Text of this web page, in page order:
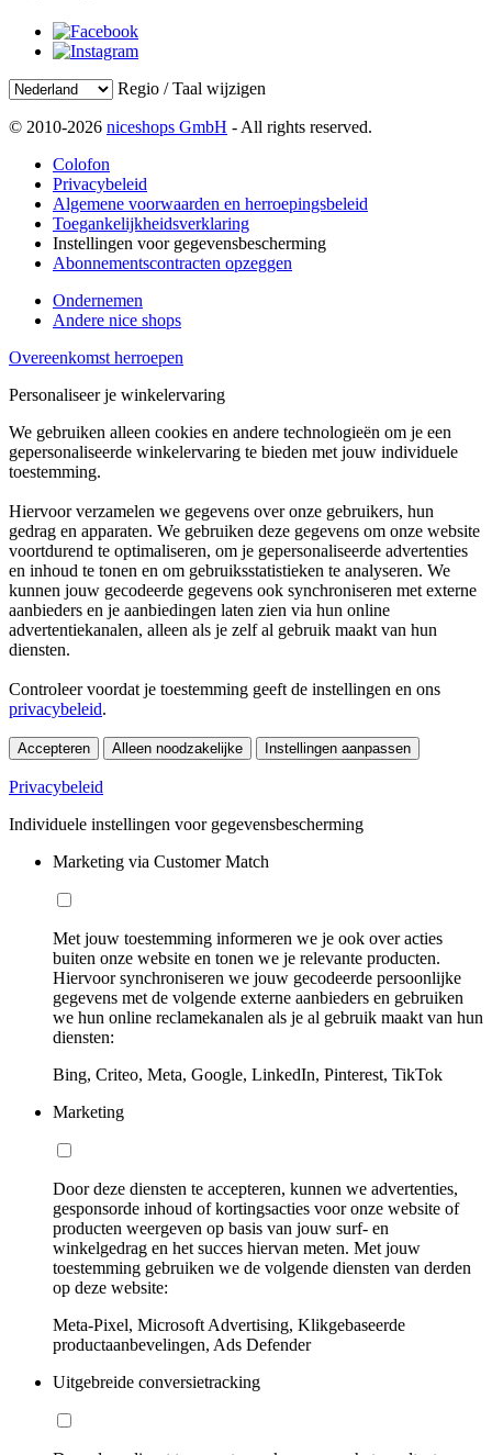
Regio / Taal wijzigen
© 2010-2026 niceshops GmbH - All rights reserved.
Colofon
Privacybeleid
Algemene voorwaarden en herroepingsbeleid
Toegankelijkheidsverklaring
Instellingen voor gegevensbescherming
Abonnementscontracten opzeggen
Ondernemen
Andere nice shops
Overeenkomst herroepen
Personaliseer je winkelervaring
We gebruiken alleen cookies en andere technologieën om je een
gepersonaliseerde winkelervaring te bieden met jouw individuele
toestemming.
Hiervoor verzamelen we gegevens over onze gebruikers, hun
gedrag en apparaten. We gebruiken deze gegevens om onze website
voortdurend te optimaliseren, om je gepersonaliseerde advertenties
en inhoud te tonen en om gebruiksstatistieken te analyseren. We
kunnen jouw gecodeerde gegevens ook synchroniseren met externe
aanbieders en je aanbiedingen laten zien via hun online
advertentiekanalen, alleen als je zelf al gebruik maakt van hun
diensten.
Controleer voordat je toestemming geeft de instellingen en ons
privacybeleid.
Accepteren Alleen noodzakelijke Instellingen aanpassen
Privacybeleid
Individuele instellingen voor gegevensbescherming
Marketing via Customer Match
Met jouw toestemming informeren we je ook over acties
buiten onze website en tonen we je relevante producten.
Hiervoor synchroniseren we jouw gecodeerde persoonlijke
gegevens met de volgende externe aanbieders en gebruiken
we hun online reclamekanalen als je al gebruik maakt van hun
diensten:
Bing, Criteo, Meta, Google, LinkedIn, Pinterest, TikTok
Marketing
Door deze diensten te accepteren, kunnen we advertenties,
gesponsorde inhoud of kortingsacties voor onze website of
producten weergeven op basis van jouw surf- en
winkelgedrag en het succes hiervan meten. Met jouw
toestemming gebruiken we de volgende diensten van derden
op deze website:
Meta-Pixel, Microsoft Advertising, Klikgebaseerde
productaanbevelingen, Ads Defender
Uitgebreide conversietracking